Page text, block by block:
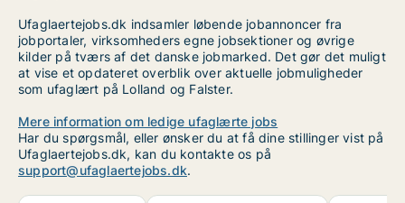
Ufaglaertejobs.dk indsamler løbende jobannoncer fra
jobportaler, virksomheders egne jobsektioner og øvrige
kilder på tværs af det danske jobmarked. Det gør det muligt
at vise et opdateret overblik over aktuelle jobmuligheder
som ufaglært på Lolland og Falster.
Mere information om ledige ufaglærte jobs
Har du spørgsmål, eller ønsker du at få dine stillinger vist på
Ufaglaertejobs.dk, kan du kontakte os på
support@ufaglaertejobs.dk.